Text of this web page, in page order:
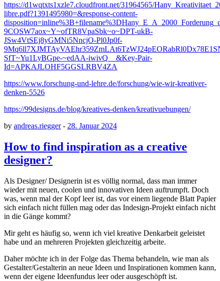
https://d1wqtxts1xzle7.cloudfront.net/31964565/
libre.pdf?1391495980=&response-content-
9COSW7aox~Y~ofTR8VpaSbk~o~DPT-ukB-
JSw4VtSEj8yGMNi5NncjO-Pl0Jp0f-
SfT~Yu1LyBGpe-~edAA-iwivQ__&Key-Pair-
Id=APKAJLOHF5GGSLRBV4ZA
https://www.forschung-und-lehre.de/forschung/wie-wir-kreativer-
denken-5526
https://99designs.de/blog/kreatives-denken/kreativuebungen/
by andreas.riegger- 28. Januar 2024
How to find inspiration as a creative
designer?
Als Designer/ Designerin ist es völlig normal, dass man immer
wieder mit neuen, coolen und innovativen Ideen auftrumpft. Doch
was, wenn mal der Kopf leer ist, das vor einem liegende Blatt Papier
sich einfach nicht füllen mag oder das Indesign-Projekt einfach nicht
in die Gänge kommt?
Mir geht es häufig so, wenn ich viel kreative Denkarbeit geleistet
habe und an mehreren Projekten gleichzeitig arbeite.
Daher möchte ich in der Folge das Thema behandeln, wie man als
Gestalter/Gestalterin an neue Ideen und Inspirationen kommen kann,
wenn der eigene Ideenfundus leer oder ausgeschöpft ist.